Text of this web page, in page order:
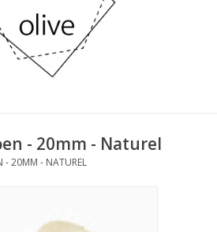
- 20mm - Naturel
- 20MM - NATUREL